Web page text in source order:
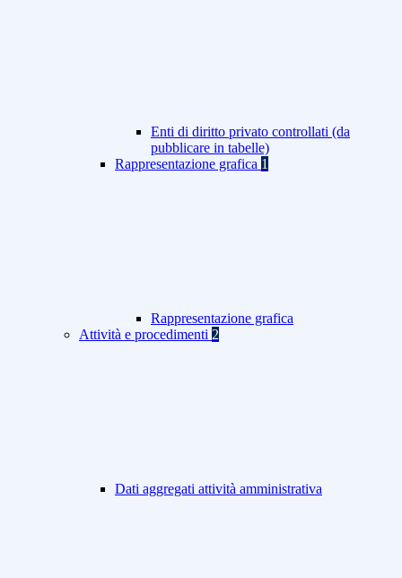
Enti di diritto privato controllati (da
pubblicare in tabelle)
Rappresentazione grafica 1
Rappresentazione grafica
Attività e procedimenti 2
Dati aggregati attività amministrativa